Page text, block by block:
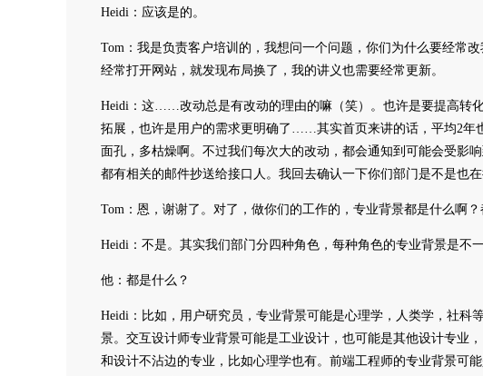
Heidi：应该是的。
Tom：我是负责客户培训的，我想问一个问题，你们为什么要经常
经常打开网站，就发现布局换了，我的讲义也需要经常更新。
Heidi：这……改动总是有改动的理由的嘛（笑）。也许是要提高转
拓展，也许是用户的需求更明确了……其实首页来讲的话，平均2年
面孔，多枯燥啊。不过我们每次大的改动，都会通知到可能会受影
都有相关的邮件抄送给接口人。我回去确认一下你们部门是不是也
Tom：恩，谢谢了。对了，做你们的工作的，专业背景都是什么啊
Heidi：不是。其实我们部门分四种角色，每种角色的专业背景是不
他：都是什么？
Heidi：比如，用户研究员，专业背景可能是心理学，人类学，社
景。交互设计师专业背景可能是工业设计，也可能是其他设计专
和设计不沾边的专业，比如心理学也有。前端工程师的专业背景可